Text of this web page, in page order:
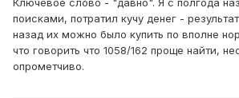
Ключевое слово - "давно". Я с полгода
поисками, потратил кучу денег - результат
назад их можно было купить по вполне
что говорить что 1058/162 проще найти,
опрометчиво.